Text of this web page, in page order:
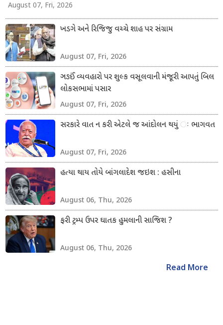
August 07, Fri, 2026
ખડગે અને રિજિજુ વચ્ચે શાહ પર સંગ્રામ
August 07, Fri, 2026
ઞઙઈં વ્યવહારો પર શુલ્ક વસૂલવાની મંજૂરી આપતું બિલ
લોકસભામાં પસાર
August 07, Fri, 2026
સરકારે વાત ન કરી એટલે જ આંદોલન થયું ઃ ભાગવત
August 07, Fri, 2026
હત્યા થાય તોયે બાંગલાદેશ જઇશ : હસીના
August 06, Thu, 2026
ફરી ટ્રમ્પ ઉપર ઘાતક હુમલાની સાજિશ ?
August 06, Thu, 2026
Read More